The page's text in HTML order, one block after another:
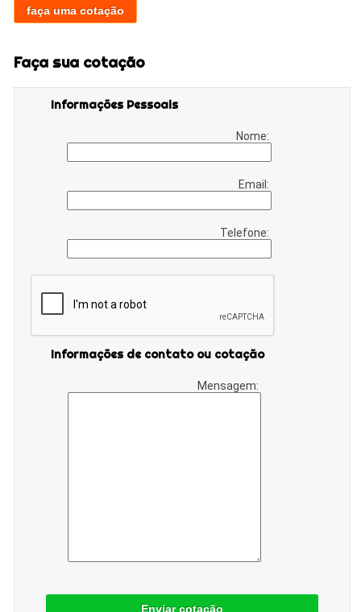
faça uma cotação
Faça sua cotação
Informações Pessoais
Nome:
Email:
Telefone:
Informações de contato ou cotação
Mensagem:
Enviar cotação